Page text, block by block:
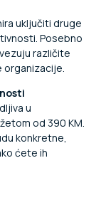
uključiti druge
Posebno
različite
organizacije.
u
od 390 KM.
konkretne,
ćete ih